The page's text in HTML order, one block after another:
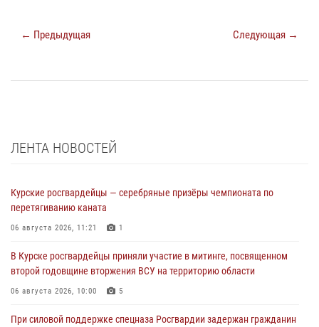
← Предыдущая Следующая →
ЛЕНТА НОВОСТЕЙ
Курские росгвардейцы — серебряные призёры чемпионата по
перетягиванию каната
06 августа 2026, 11:21 1
В Курске росгвардейцы приняли участие в митинге, посвященном
второй годовщине вторжения ВСУ на территорию области
06 августа 2026, 10:00 5
При силовой поддержке спецназа Росгвардии задержан гражданин